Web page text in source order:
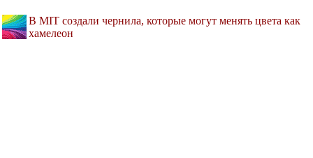
В MIT создали чернила, которые могут менять цвета как
хамелеон